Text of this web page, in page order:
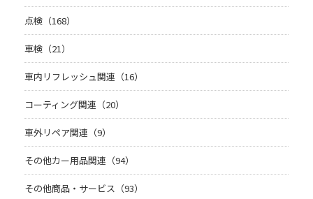
点検（168）
車検（21）
車内リフレッシュ関連（16）
コーティング関連（20）
車外リペア関連（9）
その他カー用品関連（94）
その他商品・サービス（93）